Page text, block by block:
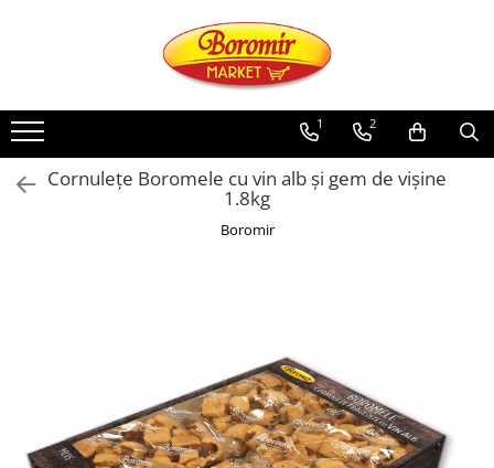
Noutati
Produse de post
Cozonac
Cozonac Pricomigdala
Cozonac Magnum
Cozonac Vegan (de post)
1 2
Cornulețe Boromele cu vin alb și gem de vișine
1.8kg
Boromir